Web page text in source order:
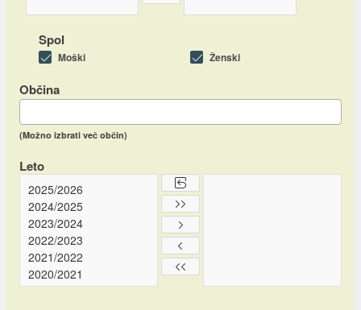
Spol
Moški Ženski
Občina
(Možno izbrati več občin)
Leto